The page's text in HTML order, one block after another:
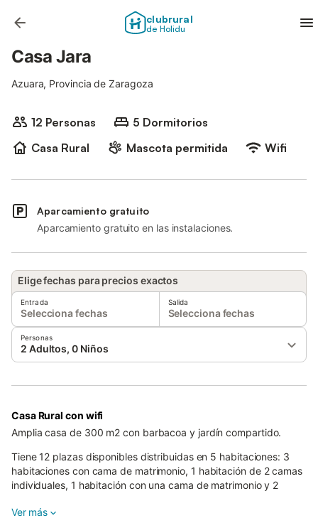
clubrural
de Holidu
Casa Jara
Azuara, Provincia de Zaragoza
12 Personas
5 Dormitorios
Casa Rural
Mascota permitida Wifi
Aparcamiento gratuito
Aparcamiento gratuito en las instalaciones.
Elige fechas para precios exactos
Entrada
Selecciona fechas
Salida
Selecciona fechas
Personas
2 Adultos, 0 Niños
Casa Rural con wifi
Amplia casa de 300 m2 con barbacoa y jardín compartido.
Tiene 12 plazas disponibles distribuidas en 5 habitaciones: 3
habitaciones con cama de matrimonio, 1 habitación de 2 camas
individuales, 1 habitación con una cama de matrimonio y 2
Ver más